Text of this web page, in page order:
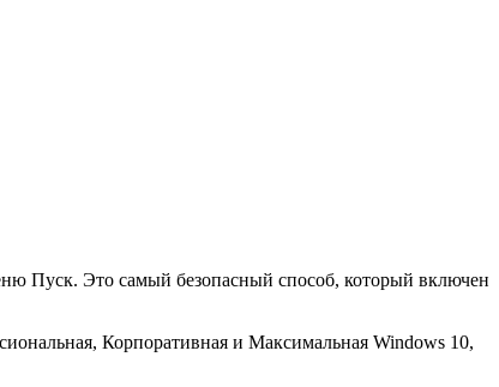
Пуск. Это самый безопасный способ, который включен
Корпоративная и Максимальная Windows 10,